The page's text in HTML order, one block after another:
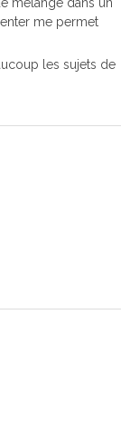
mélange dans un
me permet
les sujets de